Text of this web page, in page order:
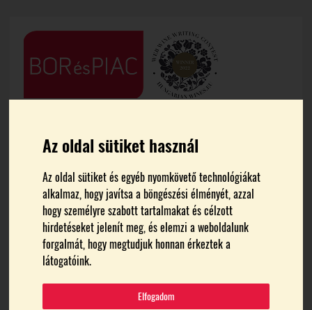
Az oldal sütiket használ
Az oldal sütiket és egyéb nyomkövető technológiákat
alkalmaz, hogy javítsa a böngészési élményét, azzal
hogy személyre szabott tartalmakat és célzott
hirdetéseket jelenít meg, és elemzi a weboldalunk
forgalmát, hogy megtudjuk honnan érkeztek a
látogatóink.
Elfogadom
FŐOLDAL JAMMERTAL BORBIRTOK
Jammertal Borbirtok